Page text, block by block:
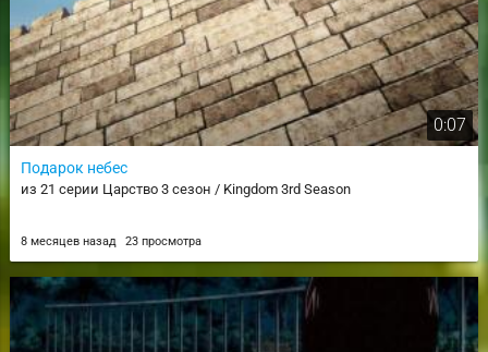
0:07
Подарок небес
из 21 серии Царство 3 сезон / Kingdom 3rd Season
8 месяцев назад 23 просмотра